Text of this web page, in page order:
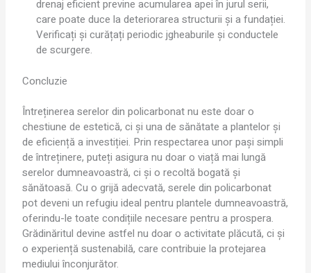
drenaj eficient previne acumularea apei în jurul serii,
care poate duce la deteriorarea structurii și a fundației.
Verificați și curățați periodic jgheaburile și conductele
de scurgere.
Concluzie
Întreținerea serelor din policarbonat nu este doar o
chestiune de estetică, ci și una de sănătate a plantelor și
de eficiență a investiției. Prin respectarea unor pași simpli
de întreținere, puteți asigura nu doar o viață mai lungă
serelor dumneavoastră, ci și o recoltă bogată și
sănătoasă. Cu o grijă adecvată, serele din policarbonat
pot deveni un refugiu ideal pentru plantele dumneavoastră,
oferindu-le toate condițiile necesare pentru a prospera.
Grădinăritul devine astfel nu doar o activitate plăcută, ci și
o experiență sustenabilă, care contribuie la protejarea
mediului înconjurător.